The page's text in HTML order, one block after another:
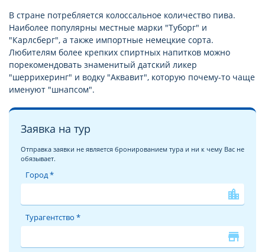
В стране потребляется колоссальное количество пива.
Наиболее популярны местные марки "Туборг" и
"Карлсберг", а также импортные немецкие сорта.
Любителям более крепких спиртных напитков можно
порекомендовать знаменитый датский ликер
"шеррихеринг" и водку "Аквавит", которую почему-то чаще
именуют "шнапсом".
Заявка на тур
Отправка заявки не является бронированием тура и ни к чему Вас не
обязывает.
Город *
location_city
Турагентство *
store